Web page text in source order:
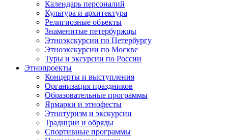
Календарь персоналий
Культура и архитектура
Религиозные объекты
Знаменитые петербуржцы
Этноэкскурсии по Петербургу
Этноэкскурсии по Москве
Туры и эксурсии по России
Этнопроекты
Концерты и выступления
Организация праздников
Образовательные программы
Ярмарки и этнофесты
Этнотуризм и экскурсии
Традиции и обряды
Спортивные программы